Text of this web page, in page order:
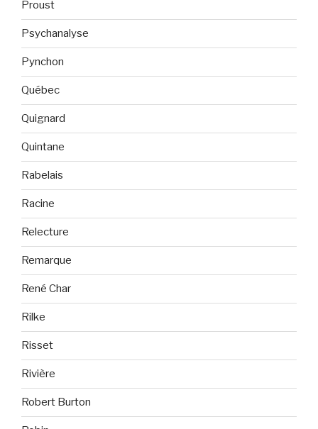
Proust
Psychanalyse
Pynchon
Québec
Quignard
Quintane
Rabelais
Racine
Relecture
Remarque
René Char
Rilke
Risset
Rivière
Robert Burton